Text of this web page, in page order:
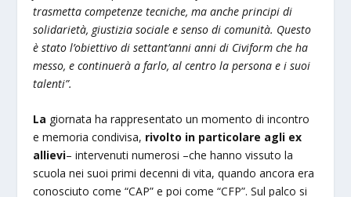
trasmetta competenze tecniche, ma anche principi di
solidarietà, giustizia sociale e senso di comunità. Questo
è stato l’obiettivo di settant’anni anni di Civiform che ha
messo, e continuerà a farlo, al centro la persona e i suoi
talenti”.
La giornata ha rappresentato un momento di incontro
e memoria condivisa, rivolto in particolare agli ex
allievi– intervenuti numerosi –che hanno vissuto la
scuola nei suoi primi decenni di vita, quando ancora era
conosciuto come “CAP” e poi come “CFP”. Sul palco si